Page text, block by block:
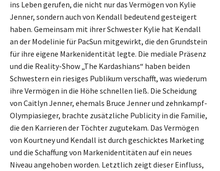
ins Leben gerufen, die nicht nur das Vermögen von Kylie
Jenner, sondern auch von Kendall bedeutend gesteigert
haben. Gemeinsam mit ihrer Schwester Kylie hat Kendall
an der Modelinie für PacSun mitgewirkt, die den Grundstein
für ihre eigene Markenidentität legte. Die mediale Präsenz
und die Reality-Show „The Kardashians“ haben beiden
Schwestern ein riesiges Publikum verschafft, was wiederum
ihre Vermögen in die Höhe schnellen ließ. Die Scheidung
von Caitlyn Jenner, ehemals Bruce Jenner und zehnkampf-
Olympiasieger, brachte zusätzliche Publicity in die Familie,
die den Karrieren der Töchter zugutekam. Das Vermögen
von Kourtney und Kendall ist durch geschicktes Marketing
und die Schaffung von Markenidentitäten auf ein neues
Niveau angehoben worden. Letztlich zeigt dieser Einfluss,